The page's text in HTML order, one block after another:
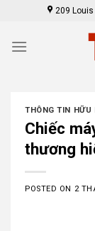
content
209 Louis
THÔNG TIN HỮU
Chiếc
thương
POSTED ON 2